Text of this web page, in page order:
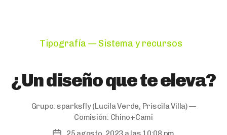
Categories
Tipografía — Sistema y recursos
¿Un diseño que te eleva?
Grupo: sparksfly(Lucila Verde, Priscila Villa) —
Comisión: Chino+Cami